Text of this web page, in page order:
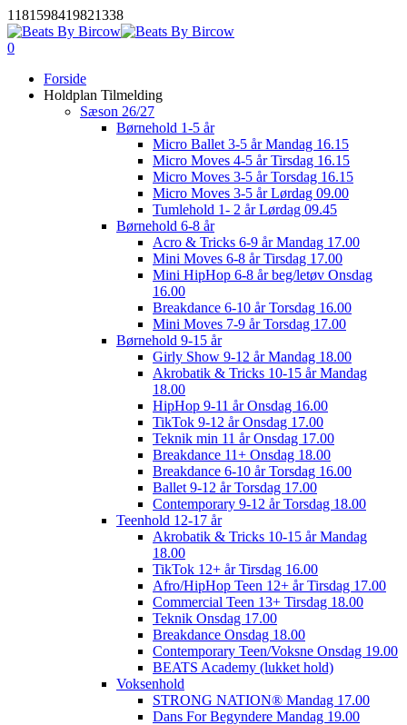
1181598419821338Skip
to
0
Forside
Holdplan Tilmelding
Sæson 26/27
Børnehold 1-5 år
Micro Ballet 3-5 år Mandag 16.15
Micro Moves 4-5 år Tirsdag 16.15
Micro Moves 3-5 år Torsdag 16.15
Micro Moves 3-5 år Lørdag 09.00
Tumlehold 1- 2 år Lørdag 09.45
Børnehold 6-8 år
Acro & Tricks 6-9 år Mandag 17.00
Mini Moves 6-8 år Tirsdag 17.00
Mini HipHop 6-8 år beg/letøv Onsdag
16.00
Breakdance 6-10 år Torsdag 16.00
Mini Moves 7-9 år Torsdag 17.00
Børnehold 9-15 år
Girly Show 9-12 år Mandag 18.00
Akrobatik & Tricks 10-15 år Mandag
18.00
HipHop 9-11 år Onsdag 16.00
TikTok 9-12 år Onsdag 17.00
Teknik min 11 år Onsdag 17.00
Breakdance 11+ Onsdag 18.00
Breakdance 6-10 år Torsdag 16.00
Ballet 9-12 år Torsdag 17.00
Contemporary 9-12 år Torsdag 18.00
Teenhold 12-17 år
Akrobatik & Tricks 10-15 år Mandag
18.00
TikTok 12+ år Tirsdag 16.00
Afro/HipHop Teen 12+ år Tirsdag 17.00
Commercial Teen 13+ Tirsdag 18.00
Teknik Onsdag 17.00
Breakdance Onsdag 18.00
Contemporary Teen/Voksne Onsdag 19.00
BEATS Academy (lukket hold)
Voksenhold
STRONG NATION® Mandag 17.00
Dans For Begyndere Mandag 19.00